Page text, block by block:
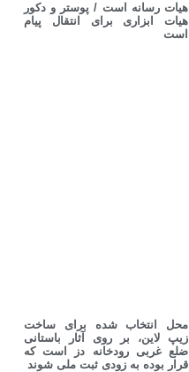
هیات رسانه است / پوستر و دکور
هیات ابزاری برای انتقال پیام
است
محل انتخاب شده برای ساخت
زیپ لاین، بر روی آثار باستانی
ضلع غربی رودخانه دز است که
قرار بوده به زودی ثبت ملی شوند